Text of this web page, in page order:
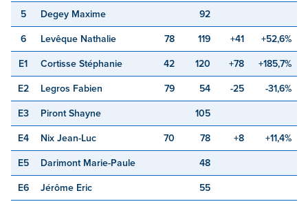
5 Degey Maxime 92
6 Levêque Nathalie 78 119 +41 +52,6%
E1 Cortisse Stéphanie 42 120 +78 +185,7%
E2 Legros Fabien 79 54 -25 -31,6%
E3 Piront Shayne 105
E4 Nix Jean-Luc 70 78 +8 +11,4%
E5 Darimont Marie-Paule 48
E6 Jérôme Eric 55